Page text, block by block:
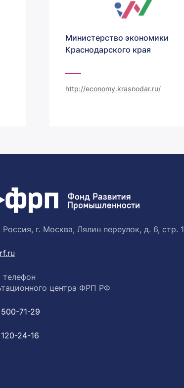
Министерство экономики
Краснодарского края
http://economy.krasnodar.ru/
Россия, г. Москва, Лялин переулок, д. 6, стр. 1
центра ФРП РФ
71-29
24-16